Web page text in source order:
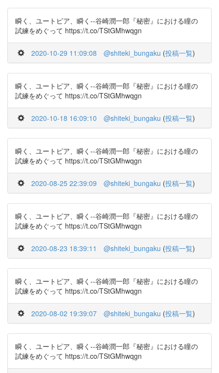
瞬く、ユートピア、瞬く--谷崎潤一郎『秘密』における瞳の
試練をめぐって https://t.co/TStGMhwqgn
2020-10-29 11:09:08 @shiteki_bungaku (投稿一覧)
瞬く、ユートピア、瞬く--谷崎潤一郎『秘密』における瞳の
試練をめぐって https://t.co/TStGMhwqgn
2020-10-18 16:09:10 @shiteki_bungaku (投稿一覧)
瞬く、ユートピア、瞬く--谷崎潤一郎『秘密』における瞳の
試練をめぐって https://t.co/TStGMhwqgn
2020-08-25 22:39:09 @shiteki_bungaku (投稿一覧)
瞬く、ユートピア、瞬く--谷崎潤一郎『秘密』における瞳の
試練をめぐって https://t.co/TStGMhwqgn
2020-08-23 18:39:11 @shiteki_bungaku (投稿一覧)
瞬く、ユートピア、瞬く--谷崎潤一郎『秘密』における瞳の
試練をめぐって https://t.co/TStGMhwqgn
2020-08-02 19:39:07 @shiteki_bungaku (投稿一覧)
瞬く、ユートピア、瞬く--谷崎潤一郎『秘密』における瞳の
試練をめぐって https://t.co/TStGMhwqgn